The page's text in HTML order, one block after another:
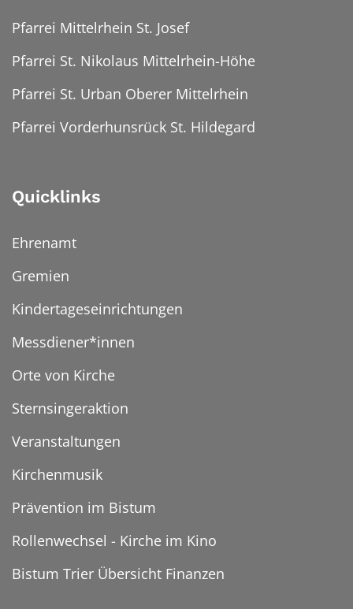
Pfarrei Mittelrhein St. Josef
Pfarrei St. Nikolaus Mittelrhein-Höhe
Pfarrei St. Urban Oberer Mittelrhein
Pfarrei Vorderhunsrück St. Hildegard
Quicklinks
Ehrenamt
Gremien
Kindertageseinrichtungen
Messdiener*innen
Orte von Kirche
Sternsingeraktion
Veranstaltungen
Kirchenmusik
Prävention im Bistum
Rollenwechsel - Kirche im Kino
Bistum Trier Übersicht Finanzen